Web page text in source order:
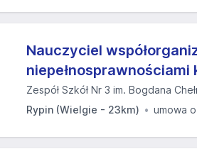
Nauczyciel
niepełnosprawnościami
Zespół Szkół Nr 3 im. Bogdana
Rypin (Wielgie - 23km)
umowa